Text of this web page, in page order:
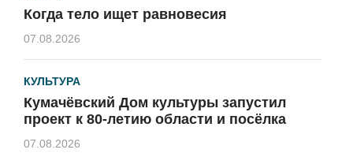
Когда тело ищет равновесия
07.08.2026
КУЛЬТУРА
Кумачёвский Дом культуры запустил
проект к 80-летию области и посёлка
07.08.2026